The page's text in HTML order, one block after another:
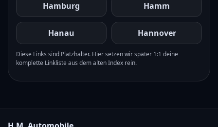
Hamburg Hamm
Hanau Hannover
Diese Links sind Platzhalter. Hier setzen wir später 1:1 deine
komplette Linkliste aus dem alten Index rein.